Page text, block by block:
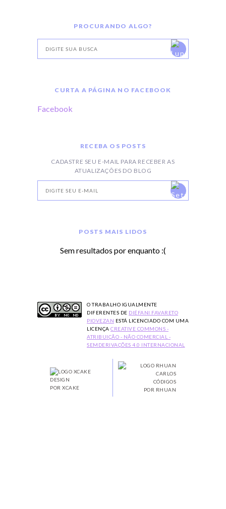
PROCURANDO ALGO?
CURTA A PÁGINA NO FACEBOOK
Facebook
RECEBA OS POSTS
CADASTRE SEU E-MAIL PARA RECEBER AS
ATUALIZAÇÕES DO BLOG
POSTS MAIS LIDOS
Sem resultados por enquanto :(
O TRABALHO IGUALMENTE
DIFERENTES DE DIÉFANI FAVARETO
PIOVEZAN ESTÁ LICENCIADO COM UMA
LICENÇA CREATIVE COMMONS -
ATRIBUIÇÃO - NÃO COMERCIAL -
SEMDERIVAÇÕES 4.0 INTERNACIONAL
DESIGN
POR XCAKE
CÓDIGOS
POR RHUAN